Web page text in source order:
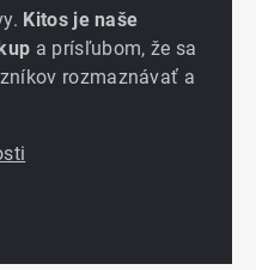
Kitos je naše
a prísľubom, že sa
rozmaznávať a